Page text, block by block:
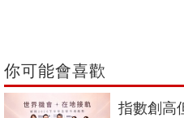
你可能會喜歡
指數創高